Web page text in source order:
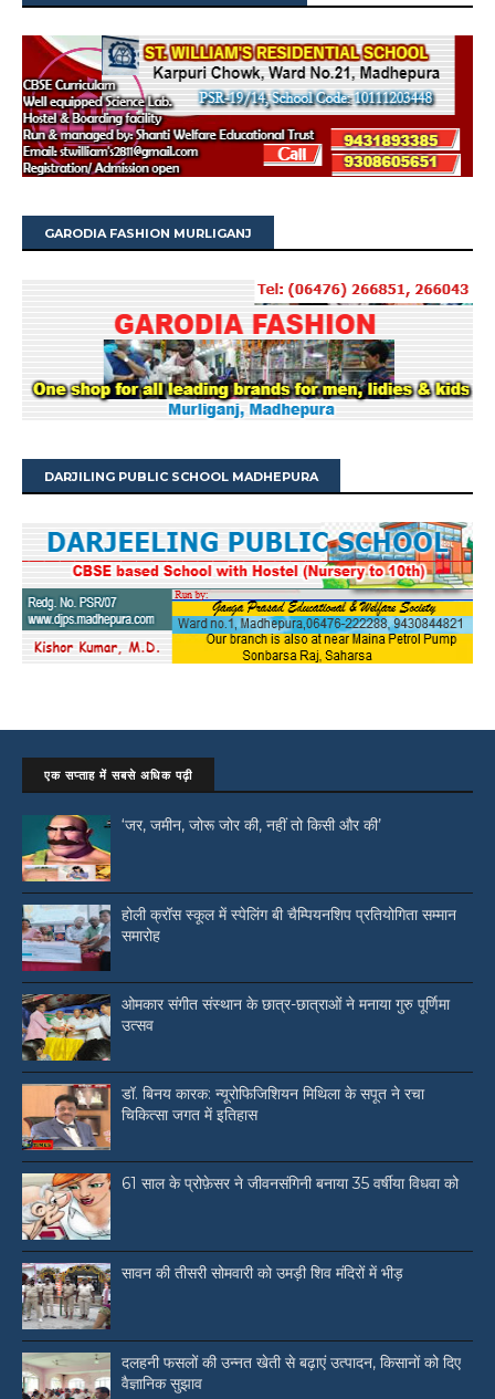
GARODIA FASHION MURLIGANJ
DARJILING PUBLIC SCHOOL MADHEPURA
एक सप्ताह में सबसे अधिक पढ़ी
‘जर, जमीन, जोरू जोर की, नहीं तो किसी और की’
होली क्रॉस स्कूल में स्पेलिंग बी चैम्पियनशिप प्रतियोगिता सम्मान
समारोह
ओमकार संगीत संस्थान के छात्र-छात्राओं ने मनाया गुरु पूर्णिमा
उत्सव
डॉ. बिनय कारक: न्यूरोफिजिशियन मिथिला के सपूत ने रचा
चिकित्सा जगत में इतिहास
61 साल के प्रोफ़ेसर ने जीवनसंगिनी बनाया 35 वर्षीया विधवा को
सावन की तीसरी सोमवारी को उमड़ी शिव मंदिरों में भीड़
दलहनी फसलों की उन्नत खेती से बढ़ाएं उत्पादन, किसानों को दिए
वैज्ञानिक सुझाव